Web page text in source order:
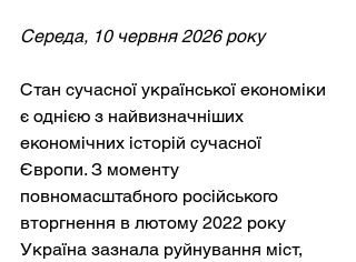
Середа, 10 червня 2026 року
Стан сучасної української економіки
є однією з найвизначніших
економічних історій сучасної
Європи. З моменту
повномасштабного російського
вторгнення в лютому 2022 року
Україна зазнала руйнування міст,